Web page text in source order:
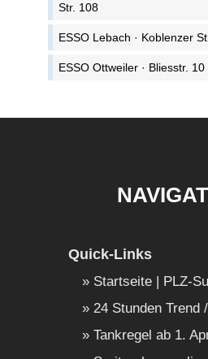
Str. 108
ESSO Lebach · Koblenzer
ESSO Ottweiler · Bliesstr. 10
Quick-Links
Startseite | PLZ-
24 Stunden Trend
Tankregel ab 1.